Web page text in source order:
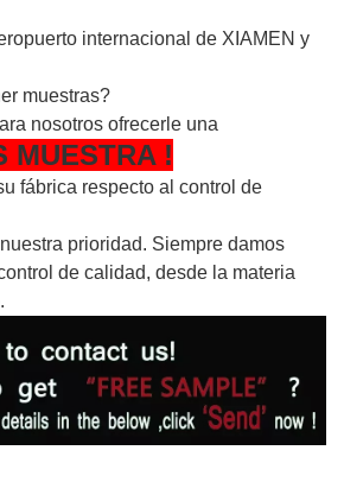
internacional de XIAMEN y
muestras?
nosotros ofrecerle una
MUESTRA!
fábrica respecto al control de
prioridad. Siempre damos
de calidad, desde la materia